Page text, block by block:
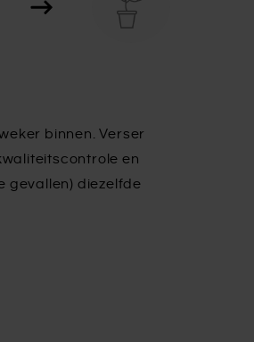
binnen. Verser
en
gevallen) diezelfde